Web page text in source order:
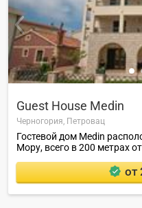
Guest House Medin
Черногория, Петровац
Гостевой дом Medin
Мору, всего в 200 метрах
от